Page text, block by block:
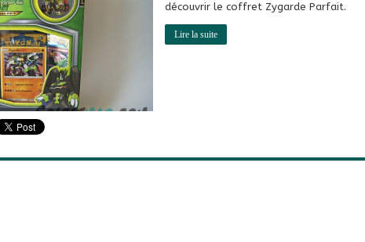
découvrir le coffret Zygarde Parfait.
Lire la suite